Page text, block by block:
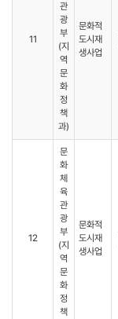
11
관
광
부
(지
역
문
화
정
책
과)
문화적
도시재
생사업
12
문
화
체
육
관
광
부
(지
역
문
화
정
책
문화적
도시재
생사업